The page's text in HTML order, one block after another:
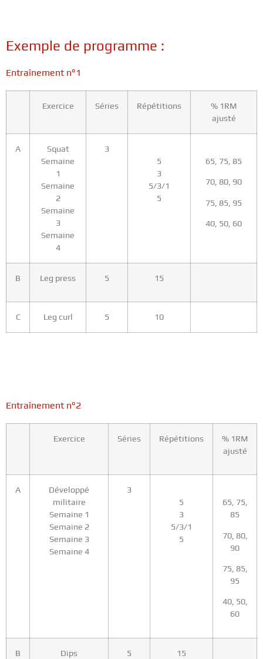
Exemple de programme :
Entraînement n°1
Exercice Séries Répétitions
% 1RM
ajusté
A
Squat
Semaine
1
Semaine
2
Semaine
3
Semaine
4
3
5
3
5/3/1
5
65, 75, 85
70, 80, 90
75, 85, 95
40, 50, 60
B Leg press 5 15
C Leg curl 5 10
Entraînement n°2
Exercice Séries Répétitions
% 1RM
ajusté
A
Développé
militaire
Semaine 1
Semaine 2
Semaine 3
Semaine 4
3
5
3
5/3/1
5
65, 75,
85
70, 80,
90
75, 85,
95
40, 50,
60
B Dips 5 15